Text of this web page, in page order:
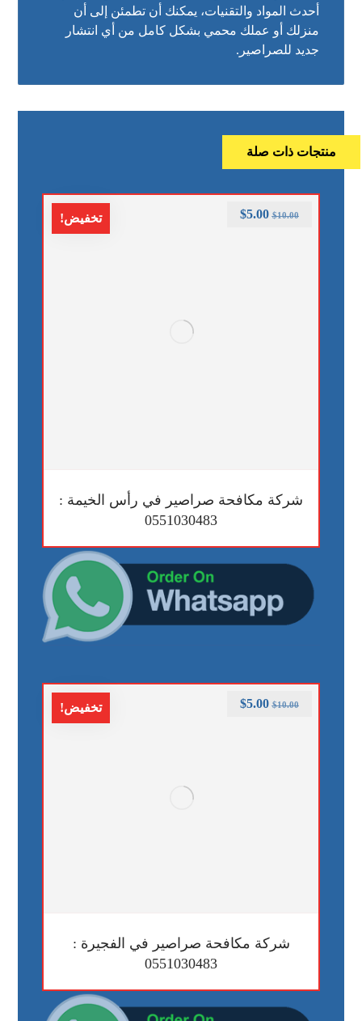
أحدث المواد والتقنيات، يمكنك أن تطمئن إلى أن
منزلك أو عملك محمي بشكل كامل من أي انتشار
جديد للصراصير.
منتجات ذات صلة
تخفيض!
شركة مكافحة صراصير في رأس الخيمة :
0551030483
$10.00
$5.00
تخفيض!
شركة مكافحة صراصير في الفجيرة :
0551030483
$10.00
$5.00